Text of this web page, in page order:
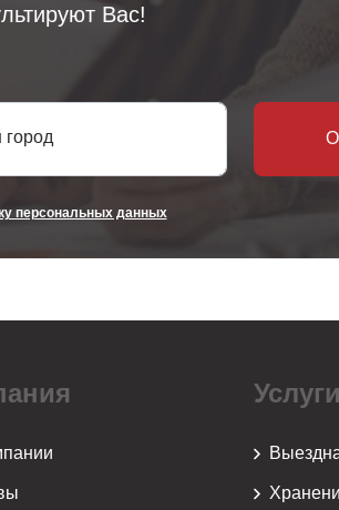
Вас!
персональных данных
Услуги